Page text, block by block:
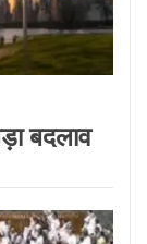
का
पेश